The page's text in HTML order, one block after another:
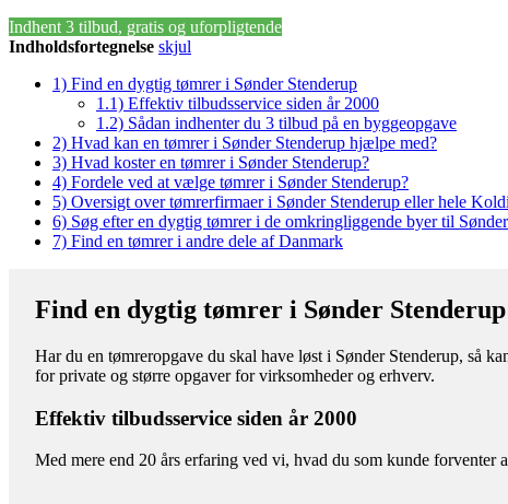
Indhent 3 tilbud, gratis og uforpligtende
Indholdsfortegnelse skjul
1) Find en dygtig tømrer i Sønder Stenderup
1.1) Effektiv tilbudsservice siden år 2000
1.2) Sådan indhenter du 3 tilbud på en byggeopgave
2) Hvad kan en tømrer i Sønder Stenderup hjælpe med?
3) Hvad koster en tømrer i Sønder Stenderup?
4) Fordele ved at vælge tømrer i Sønder Stenderup?
5) Oversigt over tømrerfirmaer i Sønder Stenderup eller hele
6) Søg efter en dygtig tømrer i de omkringliggende byer til
7) Find en tømrer i andre dele af Danmark
Find en dygtig tømrer i Sønder Stenderup
Har du en tømreropgave du skal have løst i Sønder Stenderup, så
for private og større opgaver for virksomheder og erhverv.
Effektiv tilbudsservice siden år 2000
Med mere end 20 års erfaring ved vi, hvad du som kunde